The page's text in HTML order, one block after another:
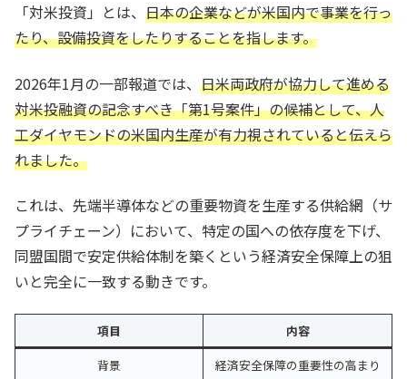
「対米投資」とは、 日本の企業などが米国内で事業を行っ
たり、設備投資をしたりすることを指します。
2026年1月の一部報道では、 日米両政府が協力して進める
対米投融資の記念すべき「第1号案件」の候補として、人
工ダイヤモンドの米国内生産が有力視されていると伝えら
れました。
これは、先端半導体などの重要物資を生産する供給網（サ
プライチェーン）において、特定の国への依存度を下げ、
同盟国間で安定供給体制を築くという経済安全保障上の狙
いと完全に一致する動きです。
項目
内容
背景
経済安全保障の重要性の高まり